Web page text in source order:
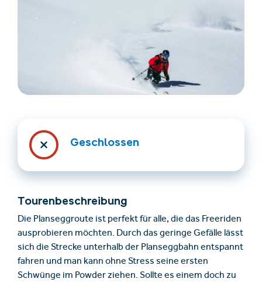
info@serfaus-fiss-ladis.at
Geschlossen
Tourenbeschreibung
Die Planseggroute ist perfekt für alle, die das Freeriden
ausprobieren möchten. Durch das geringe Gefälle lässt
sich die Strecke unterhalb der Planseggbahn entspannt
fahren und man kann ohne Stress seine ersten
Schwünge im Powder ziehen. Sollte es einem doch zu